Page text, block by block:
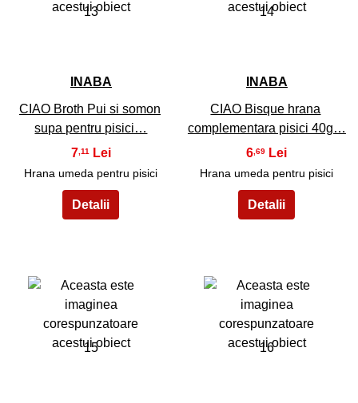
13
INABA
CIAO Broth Pui si somon
supa pentru pisici…
7,11
Hrana umeda pentru pisici
14
INABA
CIAO Bisque hrana
complementara pisici 40g…
6 ,69
Hrana umeda pentru pisici
15 16